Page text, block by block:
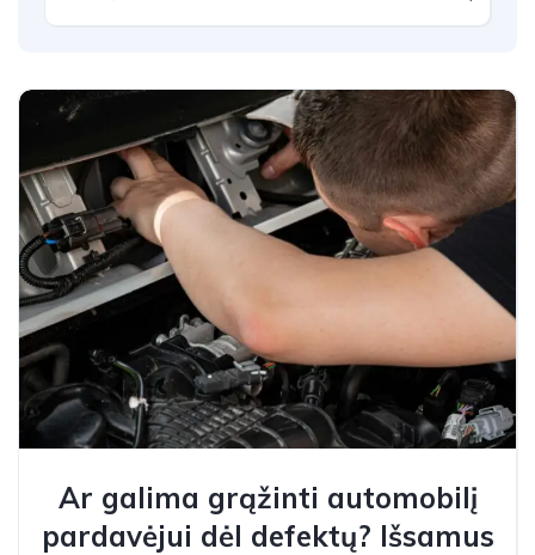
Ar galima grąžinti automobilį
pardavėjui dėl defektų? Išsamus